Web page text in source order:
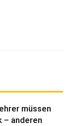
müssen
– anderen